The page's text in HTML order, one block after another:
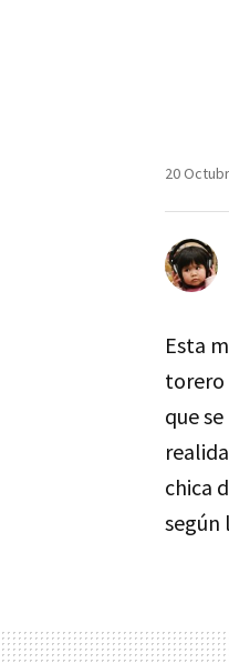
20
Esta
torero
que
chica
según